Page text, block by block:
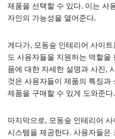
제품을 선택할 수 있다. 이는 사
자인의 가능성을 열어준다.
게다가, 모동숲 인테리어 사이
도 사용자들을 지원하는 역할을
품에 대한 자세한 설명과 사진,
것은 사용자들이 제품의 특징과
제품을 구매할 수 있게 도와준다.
마지막으로, 모동숲 인테리어
시스템을 제공한다. 사용자들은